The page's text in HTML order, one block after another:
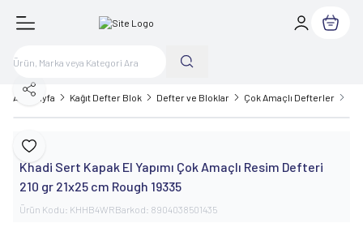
Sepetim
Ana Sayfa Kağıt Defter Blok Defter ve Bloklar Çok Amaçlı Defterler
Favoriye Ekle
Paylaş
Khadi
Khadi Sert Kapak El Yapımı Çok Amaçlı Resim Defteri
210 gr 21x25 cm Rough 19335
Ürün Kodu: KHHB4WRBarkod: 8904038501435